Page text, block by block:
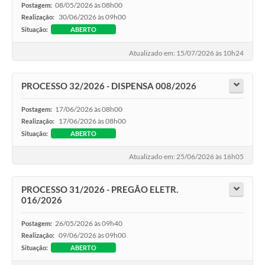
Postagem: 08/05/2026 às 08h00
Realização: 30/06/2026 às 09h00
Situação: ABERTO
Atualizado em: 15/07/2026 às 10h24
PROCESSO 32/2026 - DISPENSA 008/2026
Postagem: 17/06/2026 às 08h00
Realização: 17/06/2026 às 08h00
Situação: ABERTO
Atualizado em: 25/06/2026 às 16h05
PROCESSO 31/2026 - PREGÃO ELETR.
016/2026
Postagem: 26/05/2026 às 09h40
Realização: 09/06/2026 às 09h00
Situação: ABERTO